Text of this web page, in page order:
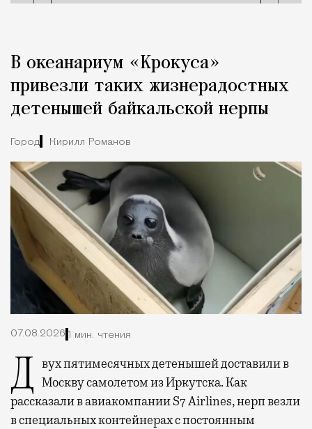
В океанариум «Крокуса»
привезли таких жизнерадостных
детенышей байкальской нерпы
Город Кирилл Романов
07.08.2026 1 мин. чтения
Двух пятимесячных детенышей доставили в Москву самолетом из Иркутска. Как
рассказали в авиакомпании S7 Airlines, нерп везли
в специальных контейнерах с постоянным